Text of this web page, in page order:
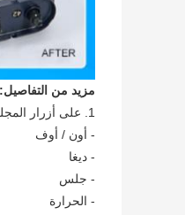
مزيد من التفاصيل:
1. على أزرار المجلس:
- أون / أوف
- ديغا
- جلس
- الحرارة